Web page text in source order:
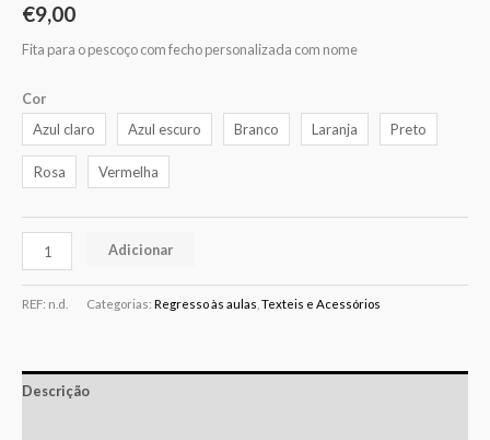
€9,00
Fita para o pescoço com fecho personalizada com nome
Cor
Azul claro
Azul escuro Branco Laranja Preto
Rosa Vermelha
Adicionar
REF: n.d. Categorias: Regresso às aulas Texteis e Acessórios
Descrição